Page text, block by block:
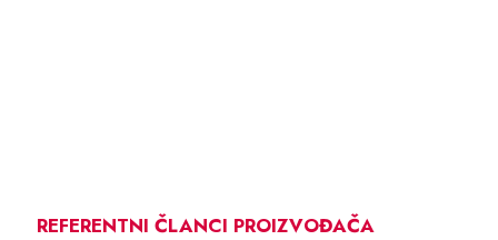
REFERENTNI ČLANCI PROIZVOĐAČA